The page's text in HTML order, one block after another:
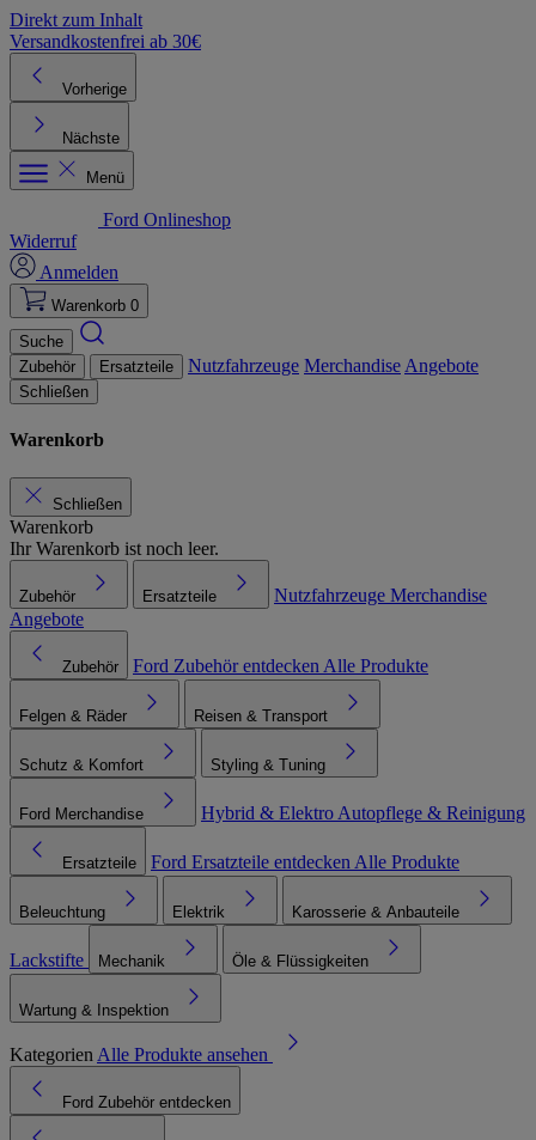
Direkt zum Inhalt
Versandkostenfrei ab 30€
Vorherige
Nächste
Menü
Ford Onlineshop
Widerruf
Anmelden
Warenkorb 0
Suche
Zubehör
Ersatzteile Nutzfahrzeuge Merchandise Angebote
Schließen
Warenkorb
Schließen
Warenkorb
Ihr Warenkorb ist noch leer.
Zubehör Ersatzteile Nutzfahrzeuge Merchandise
Angebote
Zubehör Ford Zubehör entdecken Alle Produkte
Felgen & Räder Reisen & Transport
Schutz & Komfort Styling & Tuning
Ford Merchandise Hybrid & Elektro Autopflege & Reinigung
Ersatzteile Ford Ersatzteile entdecken Alle Produkte
Beleuchtung Elektrik Karosserie & Anbauteile
Lackstifte Mechanik Öle & Flüssigkeiten
Wartung & Inspektion
Kategorien Alle Produkte ansehen
Ford Zubehör entdecken